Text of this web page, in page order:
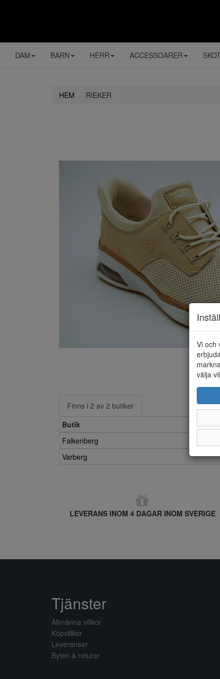
DAM BARN HERR ACCESSOARER
HEM RIEKER
Finns i 2 av 2 butiker
Butik
Falkenberg
Varberg
LEVERANS INOM 4 DAGAR INOM SVERIGE
Vi och
välja
Tjänster
Allmänna villkor
Köpvillkor
Leveranser
Byten & returer